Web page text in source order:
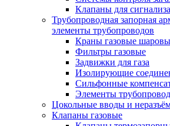
Клапаны для
Трубопроводная запорная
элементы трубопроводов
Краны газовые
Фильтры газовые
Задвижки для газа
Изолирующие
Сильфонные
Элементы
Цокольные вводы и
Клапаны газовые